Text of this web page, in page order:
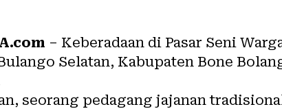
– Keberadaan di Pasar Seni
Selatan, Kabupaten Bone
seorang pedagang jajanan